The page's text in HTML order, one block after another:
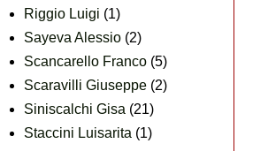
Riggio Luigi (1)
Sayeva Alessio (2)
Scancarello Franco (5)
Scaravilli Giuseppe (2)
Siniscalchi Gisa (21)
Staccini Luisarita (1)